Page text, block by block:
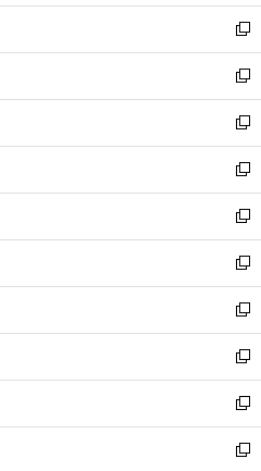
開
く
ウ
ィ
ン
ド
ウ
で
開
く
し
い
ウ
ィ
ン
ド
ウ
で
開
く
新
し
い
ウ
ィ
ン
ド
ウ
で
開
く
新
し
い
ウ
ィ
ン
ド
ウ
で
開
く
新
し
い
ウ
ィ
ン
ド
ウ
で
開
く
新
し
い
ウ
ィ
ン
ド
ウ
で
開
く
新
し
い
ウ
ィ
ン
ド
ウ
で
開
く
新
し
い
ウ
ィ
ン
ド
ウ
で
新
し
い
ウ
ィ
ン
ド
新
し
い
ウ
ィ
新
し
い
新